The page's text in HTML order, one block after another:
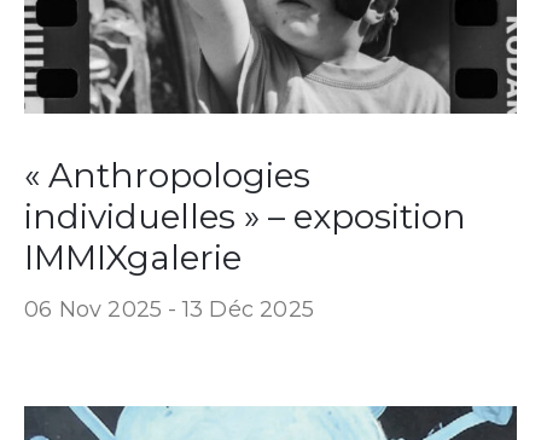
« Anthropologies
individuelles » – exposition
IMMIXgalerie
06 Nov 2025 - 13 Déc 2025